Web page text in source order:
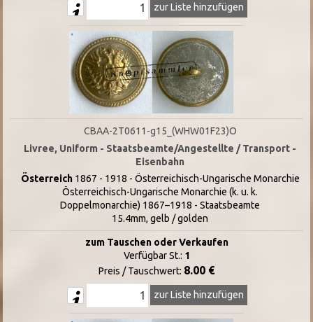
zur Liste hinzufügen
CBAA-2T0611-g15_(WHW01F23)O
Livree, Uniform - Staatsbeamte/Angestellte / Transport -
Eisenbahn
Österreich1867 - 1918 - Österreichisch-Ungarische Monarchie
Österreichisch-Ungarische Monarchie (k. u. k.
Doppelmonarchie) 1867–1918 - Staatsbeamte
15.4mm, gelb / golden
zum Tauschen oder Verkaufen
Verfügbar St.: 1
Preis / Tauschwert: 8.00 €
zur Liste hinzufügen